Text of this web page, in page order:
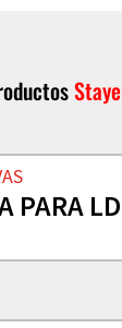
PARA LD